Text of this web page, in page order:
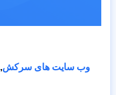
وب سایت های سرکش,